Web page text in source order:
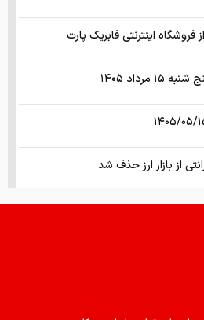
اینترنتی فابریک پارت
۱۴۰۵
از بازار ارز حذف شد
شارژ شد
شهرک المنصوری/ ارتش اسرائیل: با
خواهیم کرد